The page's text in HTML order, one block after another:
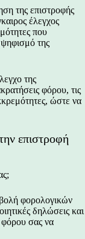
της επιστροφής
έλεγχος
που
της
της
φόρου, τις
ώστε να
επιστροφή
φορολογικών
δηλώσεις και
φόρου σας να